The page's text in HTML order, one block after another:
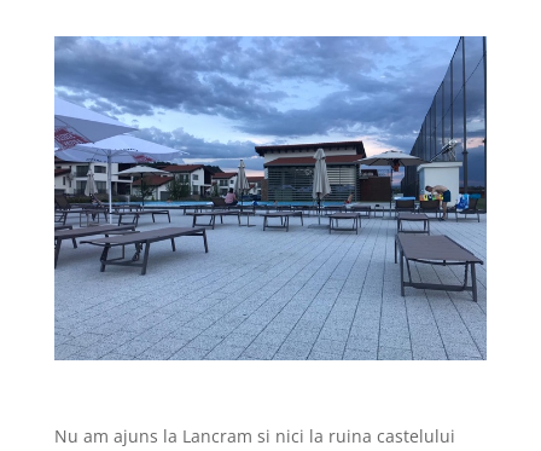
Nu am ajuns la Lancram si nici la ruina castelului